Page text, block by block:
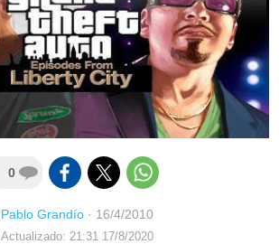
0
Pablo Grandío· 16/4/2010
Actualizado: 21:31 17/8/2020